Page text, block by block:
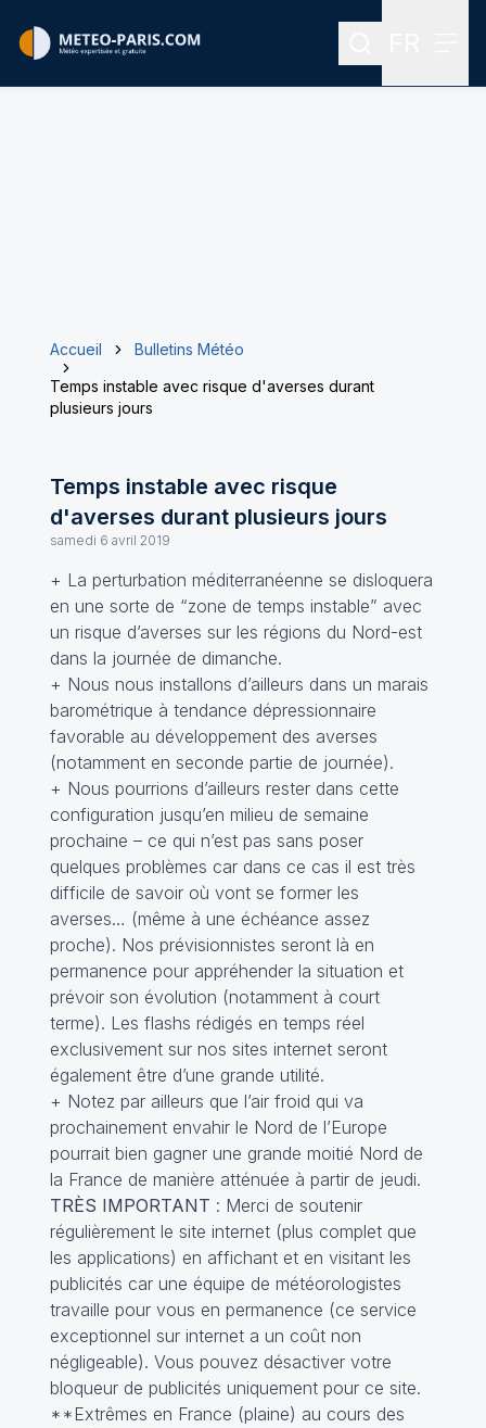
Rechercher
Accueil
Bulletins Météo
Temps instable avec risque d'averses durant
plusieurs jours
Temps instable avec risque
d'averses durant plusieurs jours
samedi 6 avril 2019
+ La perturbation méditerranéenne se disloquera
en une sorte de “zone de temps instable” avec
un risque d’averses sur les régions du Nord-est
dans la journée de dimanche.
+ Nous nous installons d’ailleurs dans un marais
barométrique à tendance dépressionnaire
favorable au développement des averses
(notamment en seconde partie de journée).
+ Nous pourrions d’ailleurs rester dans cette
configuration jusqu’en milieu de semaine
prochaine – ce qui n’est pas sans poser
quelques problèmes car dans ce cas il est très
difficile de savoir où vont se former les
averses… (même à une échéance assez
proche). Nos prévisionnistes seront là en
permanence pour appréhender la situation et
prévoir son évolution (notamment à court
terme). Les flashs rédigés en temps réel
exclusivement sur nos sites internet seront
également être d’une grande utilité.
+ Notez par ailleurs que l’air froid qui va
prochainement envahir le Nord de l’Europe
pourrait bien gagner une grande moitié Nord de
la France de manière atténuée à partir de jeudi.
TRÈS IMPORTANT : Merci de soutenir
régulièrement le site internet (plus complet que
les applications) en affichant et en visitant les
publicités car une équipe de météorologistes
travaille pour vous en permanence (ce service
exceptionnel sur internet a un coût non
négligeable). Vous pouvez désactiver votre
bloqueur de publicités uniquement pour ce site.
**Extrêmes en France (plaine) au cours des